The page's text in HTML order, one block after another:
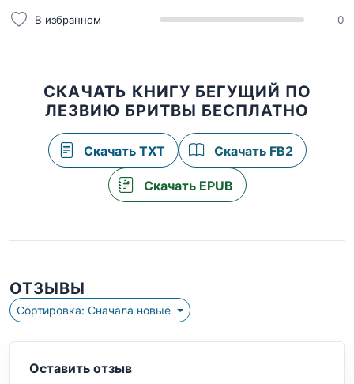
В избранном 0
СКАЧАТЬ КНИГУ БЕГУЩИЙ ПО
ЛЕЗВИЮ БРИТВЫ БЕСПЛАТНО
Скачать TXT Скачать FB2
Скачать EPUB
ОТЗЫВЫ
Сортировка: Сначала новые
Оставить отзыв